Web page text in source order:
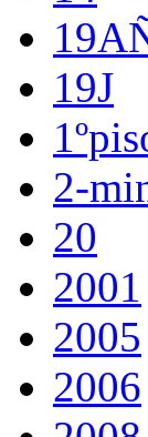
19J
2-
20
2001
2005
2006